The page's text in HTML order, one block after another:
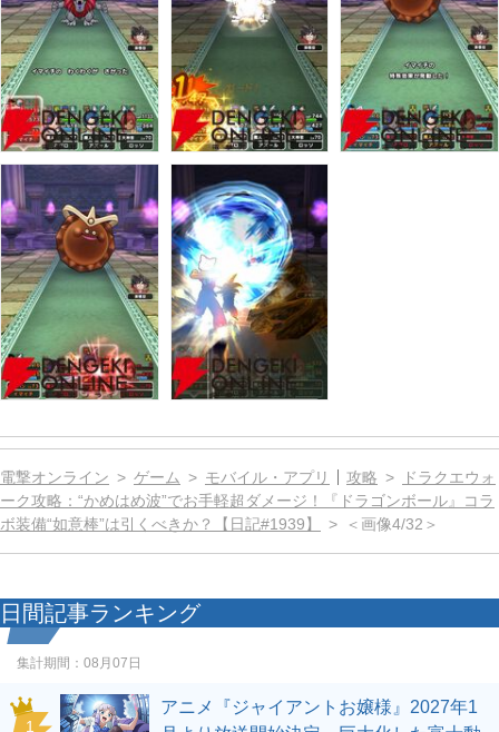
電撃オンライン ゲーム モバイル・アプリ 攻略
ドラクエウォ
ーク攻略：“かめはめ波”でお手軽超ダメージ！『ドラゴンボール』コラ
ボ装備“如意棒”は引くべきか？【日記#1939】
＜画像4/32＞
日間記事ランキング
集計期間： 08月07日
1
アニメ『ジャイアントお嬢様』2027年1